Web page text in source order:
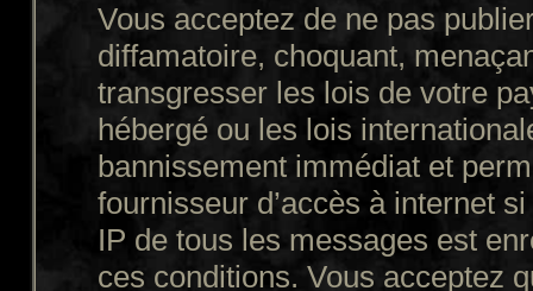
Vous acceptez de ne pas
diffamatoire, choquant,
transgresser les lois de votre
hébergé ou les lois
bannissement immédiat et
fournisseur d’accès à internet
IP de tous les messages est
ces conditions. Vous acceptez